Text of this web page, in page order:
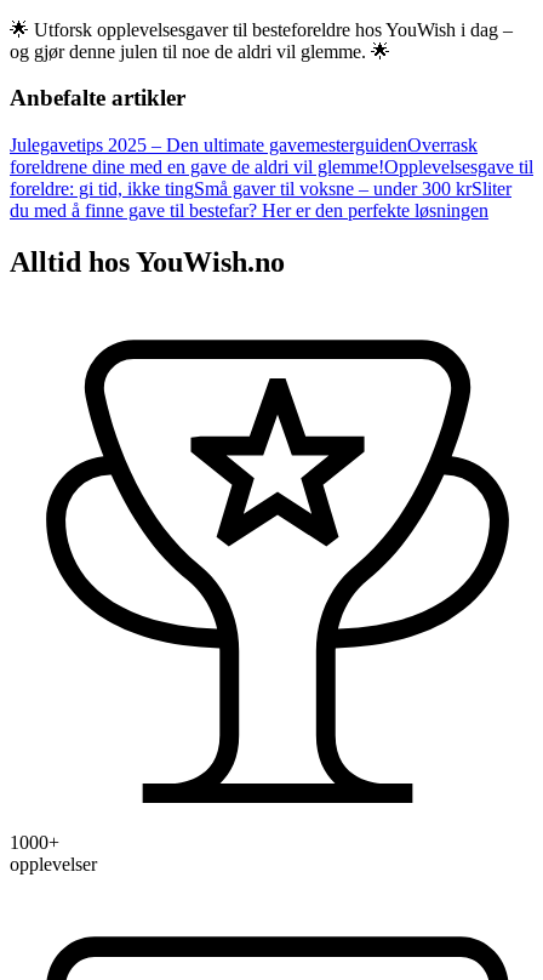
🌟 Utforsk opplevelsesgaver til besteforeldre hos YouWish i dag –
og gjør denne julen til noe de aldri vil glemme. 🌟
Anbefalte artikler
Julegavetips 2025 – Den ultimate gavemesterguidenOverrask
foreldrene dine med en gave de aldri vil glemme!Opplevelsesgave til
foreldre: gi tid, ikke tingSmå gaver til voksne – under 300 krSliter
du med å finne gave til bestefar? Her er den perfekte løsningen
Alltid hos YouWish.no
1000+
opplevelser